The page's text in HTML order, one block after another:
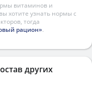
витаминов и
хотите узнать нормы с
тогда
рацион».
других